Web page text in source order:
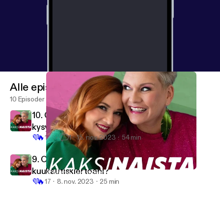
8. Miehiä tulee ja menee, mutta miten ystävät pidetään?
Kaksinaista
Alle episoder
10 Episoder
10. Q & A: “En olis ite välttämättä viitsinyt
kysyä näitä joltain podcast-hostilta”
💜🔥161 1 15. nov. 2023 54 min
9. Olenko huono nainen, kun en tunne
kuukautiskiertoani?
💜🔥17 8. nov. 2023 25 min